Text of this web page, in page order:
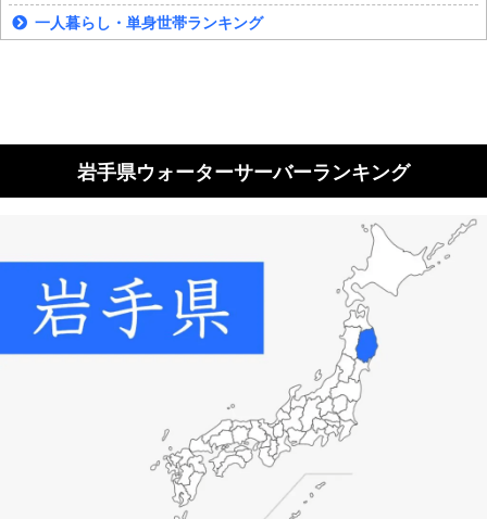
一人暮らし・単身世帯ランキング
岩手県ウォーターサーバーランキング